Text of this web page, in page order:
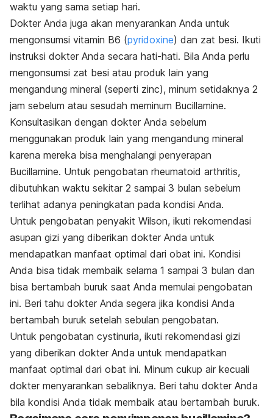
waktu yang sama setiap hari.
Dokter Anda juga akan menyarankan Anda untuk
mengonsumsi vitamin B6 (pyridoxine) dan zat besi. Ikuti
instruksi dokter Anda secara hati-hati. Bila Anda perlu
mengonsumsi zat besi atau produk lain yang
mengandung mineral (seperti zinc), minum setidaknya 2
jam sebelum atau sesudah meminum Bucillamine.
Konsultasikan dengan dokter Anda sebelum
menggunakan produk lain yang mengandung mineral
karena mereka bisa menghalangi penyerapan
Bucillamine. Untuk pengobatan rheumatoid arthritis,
dibutuhkan waktu sekitar 2 sampai 3 bulan sebelum
terlihat adanya peningkatan pada kondisi Anda.
Untuk pengobatan penyakit Wilson, ikuti rekomendasi
asupan gizi yang diberikan dokter Anda untuk
mendapatkan manfaat optimal dari obat ini. Kondisi
Anda bisa tidak membaik selama 1 sampai 3 bulan dan
bisa bertambah buruk saat Anda memulai pengobatan
ini. Beri tahu dokter Anda segera jika kondisi Anda
bertambah buruk setelah sebulan pengobatan.
Untuk pengobatan cystinuria, ikuti rekomendasi gizi
yang diberikan dokter Anda untuk mendapatkan
manfaat optimal dari obat ini. Minum cukup air kecuali
dokter menyarankan sebaliknya. Beri tahu dokter Anda
bila kondisi Anda tidak membaik atau bertambah buruk.